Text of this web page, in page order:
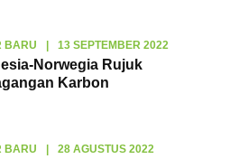
BARU | 13 SEPTEMBER 2022
Norwegia Rujuk
Karbon
BARU | 28 AGUSTUS 2022